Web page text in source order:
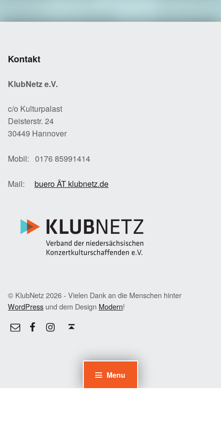
Menu
Kontakt
KlubNetz e.V.
c/o Kulturpalast
Deisterstr. 24
30449 Hannover
Mobil: 0176 85991414
Mail: buero ÄT klubnetz.de
© KlubNetz 2026 - Vielen Dank an die Menschen hinter
WordPress und dem Design Modern!
Facebook